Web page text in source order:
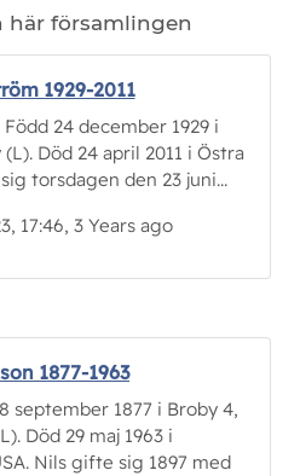
här församlingen
1929-2011
24 december 1929 i
Död 24 april 2011 i Östra
torsdagen den 23 juni...
17:46, 3 Years ago
1877-1963
september 1877 i Broby 4,
Död 29 maj 1963 i
Nils gifte sig 1897 med